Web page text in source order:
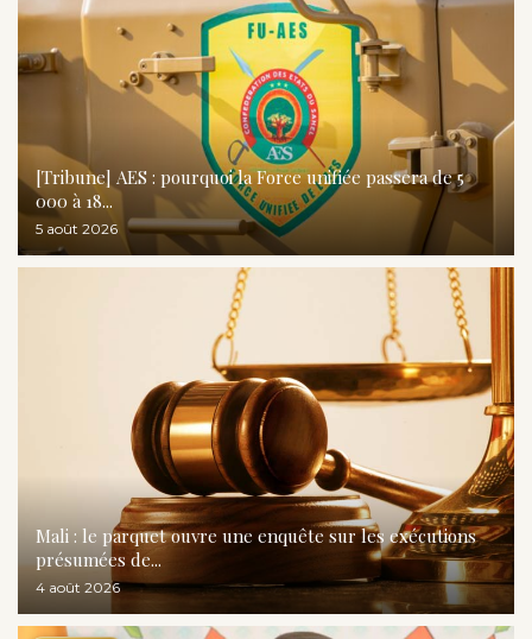
[Tribune] AES : pourquoi la Force unifiée passera de 5
000 à 18...
5 août 2026
Mali : le parquet ouvre une enquête sur les exécutions
présumées de...
4 août 2026